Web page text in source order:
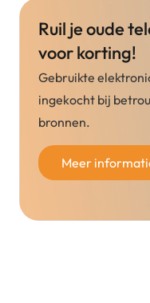
Ruil je oude
voor korting!
Gebruikte
ingekocht bij
bronnen.
Meer